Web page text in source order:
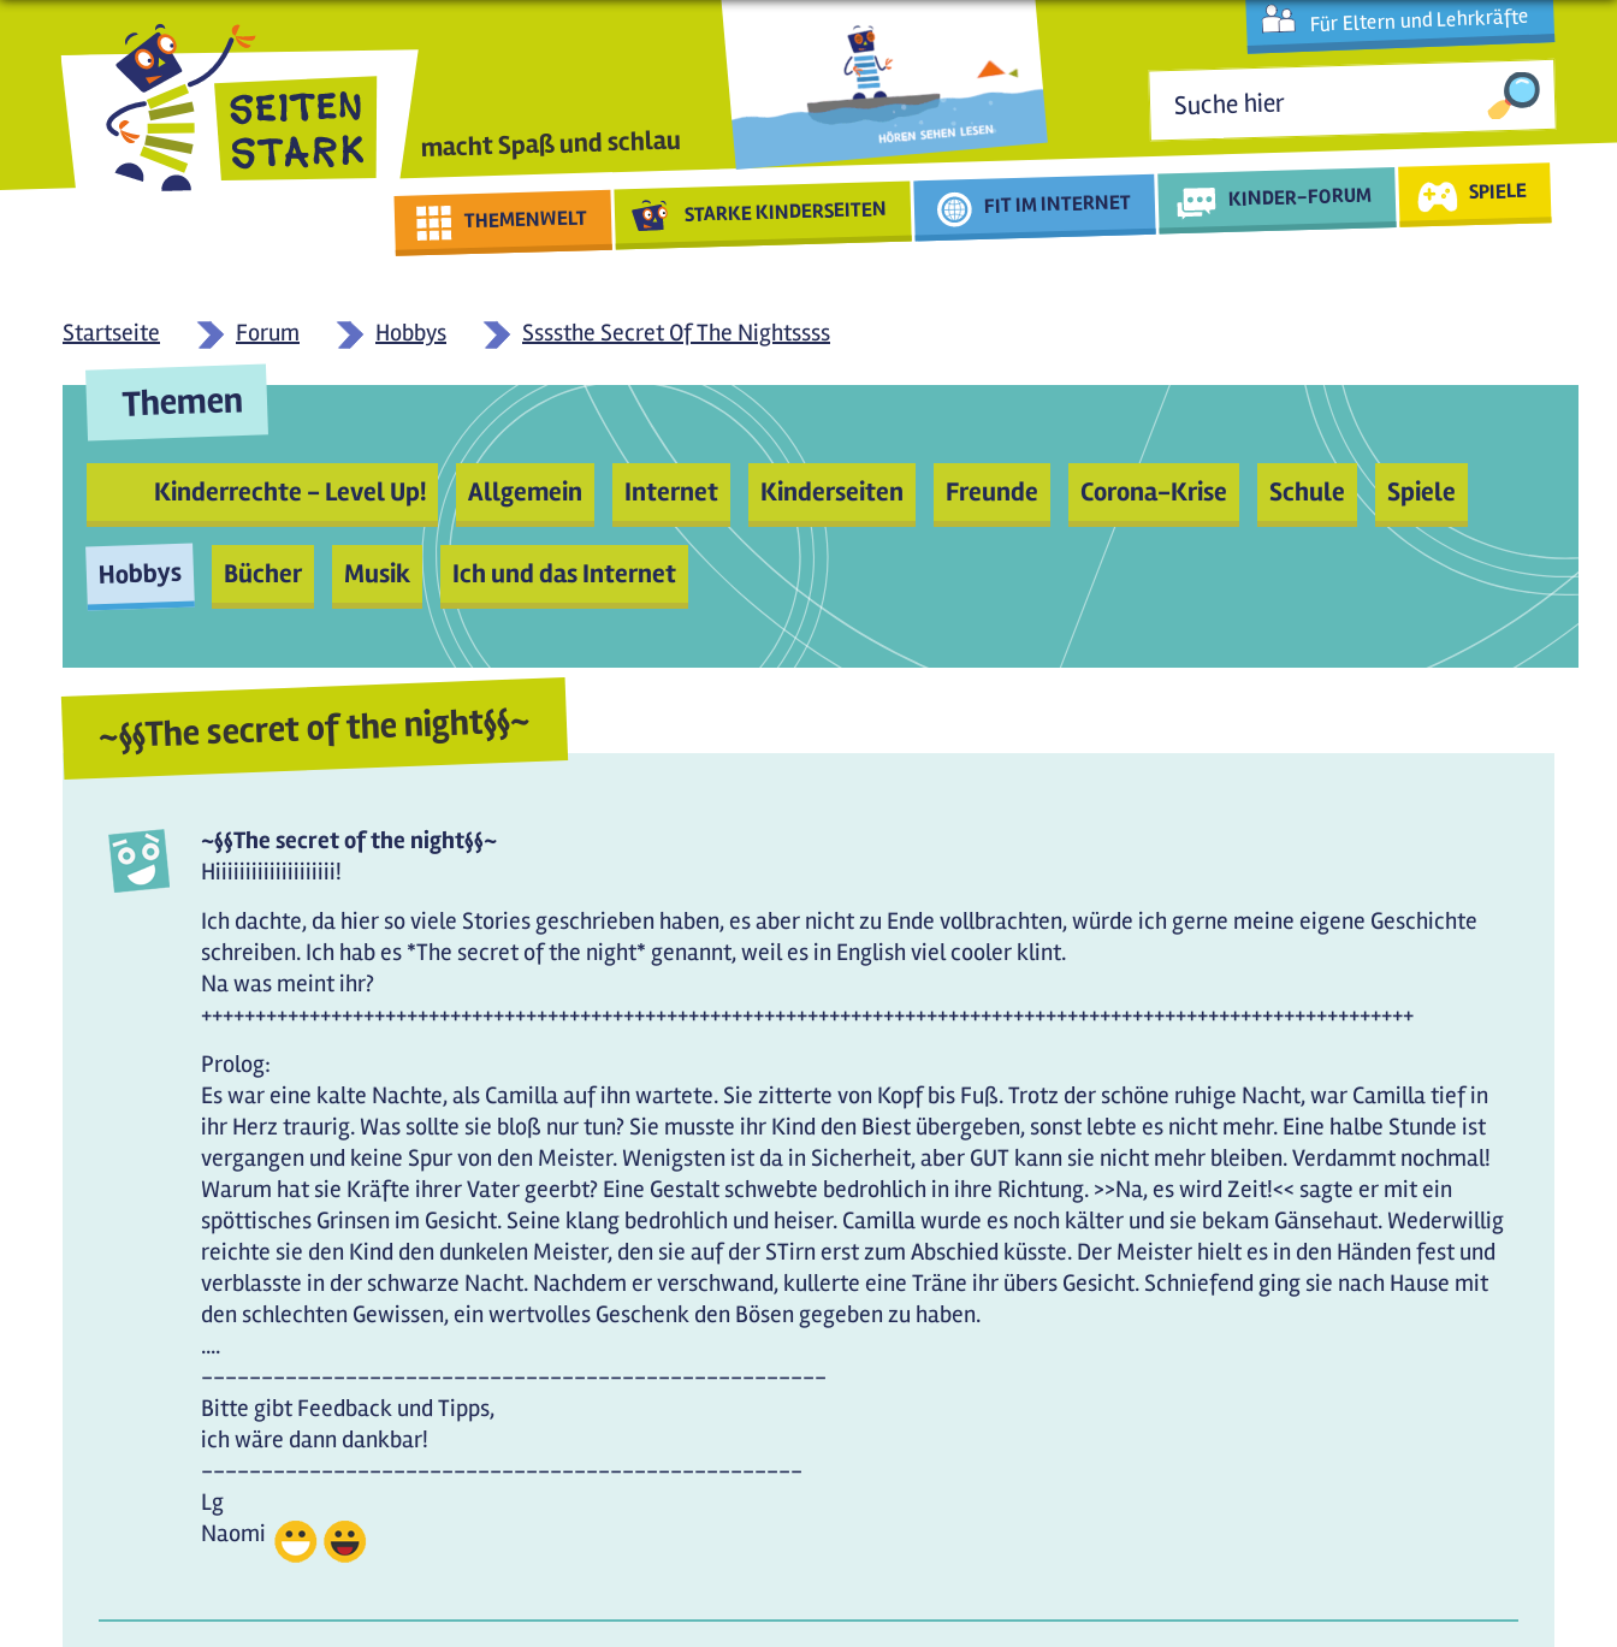
Direkt zum Inhalt
macht Spaß und schlau
Für Eltern und Lehrkräfte
Suchformular
THEMENWELT STARKE KINDERSEITEN FIT IM INTERNET KINDER-FORUM SPIELE
Startseite Forum Hobbys Ssssthe Secret Of The Nightssss
Themen
Kinderrechte - Level Up! Allgemein Internet Kinderseiten Freunde Corona-Krise Schule Spiele
Hobbys Bücher Musik Ich und das Internet
~§§The secret of the night§§~
~§§The secret of the night§§~
Hiiiiiiiiiiiiiiiiiiii!
Ich dachte, da hier so viele Stories geschrieben haben, es aber nicht zu Ende vollbrachten, würde ich gerne meine eigene Geschichte
schreiben. Ich hab es *The secret of the night* genannt, weil es in English viel cooler klint.
Na was meint ihr?
++++++++++++++++++++++++++++++++++++++++++++++++++++++++++++++++++++++++++++++++++++++++++++++++++++++++++++++++
Prolog:
Es war eine kalte Nachte, als Camilla auf ihn wartete. Sie zitterte von Kopf bis Fuß. Trotz der schöne ruhige Nacht, war Camilla tief in
ihr Herz traurig. Was sollte sie bloß nur tun? Sie musste ihr Kind den Biest übergeben, sonst lebte es nicht mehr. Eine halbe Stunde ist
vergangen und keine Spur von den Meister. Wenigsten ist da in Sicherheit, aber GUT kann sie nicht mehr bleiben. Verdammt nochmal!
Warum hat sie Kräfte ihrer Vater geerbt? Eine Gestalt schwebte bedrohlich in ihre Richtung. >>Na, es wird Zeit!<< sagte er mit ein
spöttisches Grinsen im Gesicht. Seine klang bedrohlich und heiser. Camilla wurde es noch kälter und sie bekam Gänsehaut. Wederwillig
reichte sie den Kind den dunkelen Meister, den sie auf der STirn erst zum Abschied küsste. Der Meister hielt es in den Händen fest und
verblasste in der schwarze Nacht. Nachdem er verschwand, kullerte eine Träne ihr übers Gesicht. Schniefend ging sie nach Hause mit
den schlechten Gewissen, ein wertvolles Geschenk den Bösen gegeben zu haben.
....
----------------------------------------------------
Bitte gibt Feedback und Tipps,
ich wäre dann dankbar!
--------------------------------------------------
Lg
Naomi